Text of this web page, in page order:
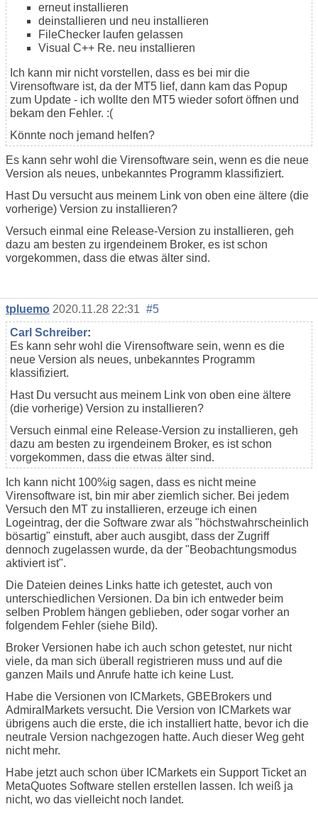
erneut installieren
deinstallieren und neu installieren
FileChecker laufen gelassen
Visual C++ Re. neu installieren
Ich kann mir nicht vorstellen, dass es bei mir die
Virensoftware ist, da der MT5 lief, dann kam das Popup
zum Update - ich wollte den MT5 wieder sofort öffnen und
bekam den Fehler. :(
Könnte noch jemand helfen?
Es kann sehr wohl die Virensoftware sein, wenn es die neue
Version als neues, unbekanntes Programm klassifiziert.
Hast Du versucht aus meinem Link von oben eine ältere (die
vorherige) Version zu installieren?
Versuch einmal eine Release-Version zu installieren, geh
dazu am besten zu irgendeinem Broker, es ist schon
vorgekommen, dass die etwas älter sind.
tpluemo 2020.11.28 22:31 #5
Carl Schreiber:
Es kann sehr wohl die Virensoftware sein, wenn es die
neue Version als neues, unbekanntes Programm
klassifiziert.
Hast Du versucht aus meinem Link von oben eine ältere
(die vorherige) Version zu installieren?
Versuch einmal eine Release-Version zu installieren, geh
dazu am besten zu irgendeinem Broker, es ist schon
vorgekommen, dass die etwas älter sind.
Ich kann nicht 100%ig sagen, dass es nicht meine
Virensoftware ist, bin mir aber ziemlich sicher. Bei jedem
Versuch den MT zu installieren, erzeuge ich einen
Logeintrag, der die Software zwar als "höchstwahrscheinlich
bösartig" einstuft, aber auch ausgibt, dass der Zugriff
dennoch zugelassen wurde, da der "Beobachtungsmodus
aktiviert ist".
Die Dateien deines Links hatte ich getestet, auch von
unterschiedlichen Versionen. Da bin ich entweder beim
selben Problem hängen geblieben, oder sogar vorher an
folgendem Fehler (siehe Bild).
Broker Versionen habe ich auch schon getestet, nur nicht
viele, da man sich überall registrieren muss und auf die
ganzen Mails und Anrufe hatte ich keine Lust.
Habe die Versionen von ICMarkets, GBEBrokers und
AdmiralMarkets versucht. Die Version von ICMarkets war
übrigens auch die erste, die ich installiert hatte, bevor ich die
neutrale Version nachgezogen hatte. Auch dieser Weg geht
nicht mehr.
Habe jetzt auch schon über ICMarkets ein Support Ticket an
MetaQuotes Software stellen erstellen lassen. Ich weiß ja
nicht, wo das vielleicht noch landet.